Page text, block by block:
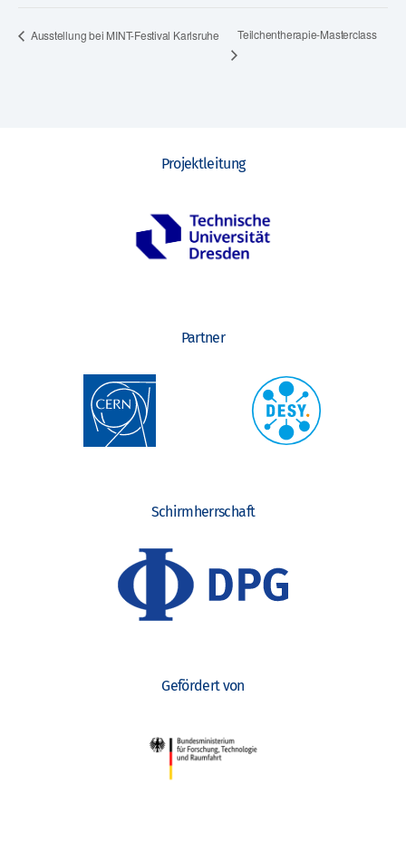
Ausstellung bei MINT-Festival Karlsruhe Teilchentherapie-Masterclass
Projektleitung
Partner
Schirmherrschaft
Gefördert von